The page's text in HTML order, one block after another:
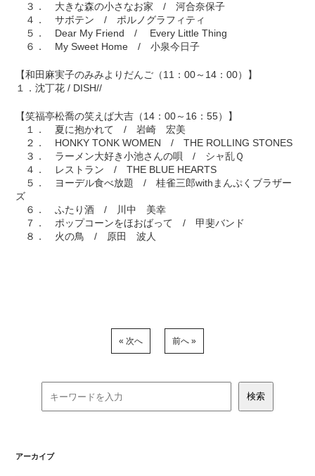
３． 大きな森の小さなお家 / 河合奈保子
４． サボテン / ポルノグラフィティ
５． Dear My Friend / Every Little Thing
６． My Sweet Home / 小泉今日子
【和田麻実子のみみよりだんご（11：00～14：00）】
１．沈丁花 / DISH//
【笑福亭松喬の笑えば大吉（14：00～16：55）】
１． 夏に抱かれて / 岩崎 宏美
２． HONKY TONK WOMEN / THE ROLLING STONES
３． ラーメン大好き小池さんの唄 / シャ乱Ｑ
４． レストラン / THE BLUE HEARTS
５． ヨーデル食べ放題 / 桂雀三郎withまんぷくブラザー
ズ
６． ふたり酒 / 川中 美幸
７． ポップコーンをほおばって / 甲斐バンド
８． 火の鳥 / 原田 波人
« 次へ 前へ »
アーカイブ